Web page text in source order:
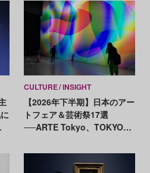
CULTURE INSIGHT
【2026年下半期】日本のアー
トフェア＆芸術祭17選
──ARTE Tokyo、TOKYO
新イベントが続々開幕